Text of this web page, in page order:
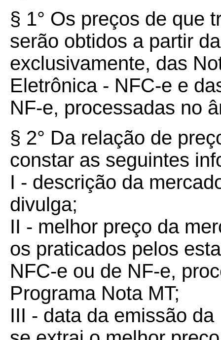
§ 1° Os preços de que
serão obtidos a partir
exclusivamente, das
Eletrônica - NFC-e e
NF-e, processadas no
§ 2° Da relação de
constar as seguintes
I - descrição da
divulga;
II - melhor preço da
os praticados pelos
NFC-e ou de NF-e,
Programa Nota MT;
III - data da emissão